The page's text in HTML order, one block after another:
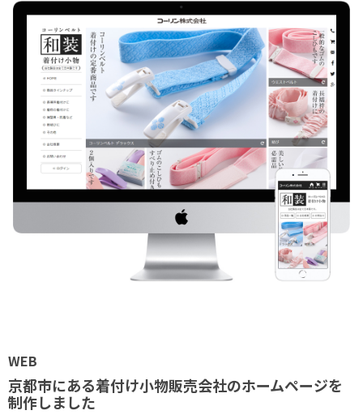
WEB
京都市にある着付け小物販売会社のホームページを
制作しました